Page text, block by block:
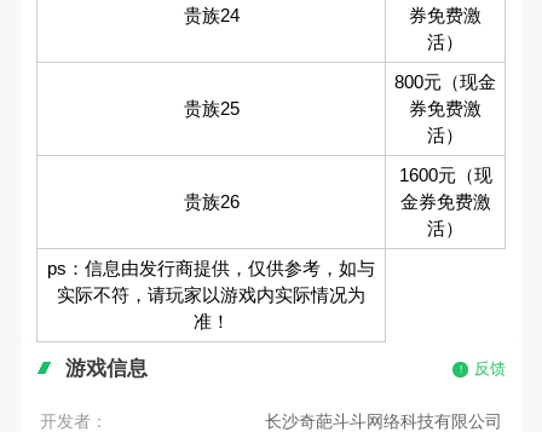
贵族24
券免费激
活）
贵族25
800元（现金
券免费激
活）
贵族26
1600元（现
金券免费激
活）
ps：信息由发行商提供，仅供参考，如与
实际不符，请玩家以游戏内实际情况为
准！
游戏信息 反馈
开发者： 长沙奇葩斗斗网络科技有限公司